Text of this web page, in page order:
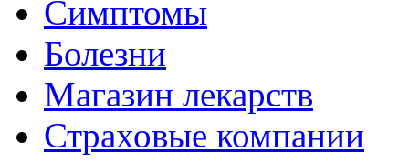
Симптомы
Болезни
Магазин лекарств
Страховые компании